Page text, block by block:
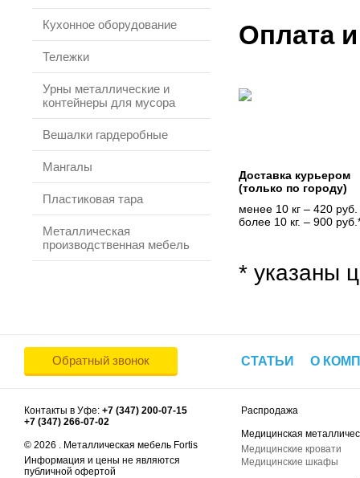
Кухонное оборудование
Тележки
Урны металлические и
контейнеры для мусора
Вешалки гардеробные
Мангалы
Пластиковая тара
Металлическая
производственная мебель
Оплата
Доставка курьером
(только по городу)
менее 10 кг – 420 руб.
более 10 кг. – 900
* указаны
Обратный звонок СТАТЬИ О
Контакты в Уфе: +7 (347) 200-07-15
+7 (347) 266-07-02
© 2026 . Металлическая мебель Fortis
Информация и цены не являются
публичной офертой
Распродажа
Медицинская
Медицинские кровати
Медицинские шкафы